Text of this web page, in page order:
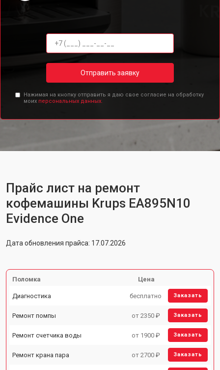
Отправить заявку
Нажимая на кнопку отправить я даю свое согласие на обработку
моих персональных данных.
Прайс лист на ремонт
кофемашины Krups EA895N10
Evidence One
Дата обновления прайса: 17.07.2026
Поломка Цена
Диагностика бесплатно Заказать
Ремонт помпы от 2350 ₽ Заказать
Ремонт счетчика воды от 1900 ₽ Заказать
Ремонт крана пара от 2700 ₽ Заказать